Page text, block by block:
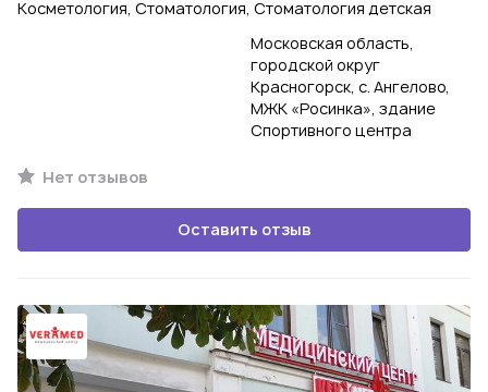
Косметология, Стоматология, Стоматология детская
Московская область,
городской округ
Красногорск, с. Ангелово,
МЖК «Росинка», здание
Спортивного центра
Нет отзывов
Оставить отзыв